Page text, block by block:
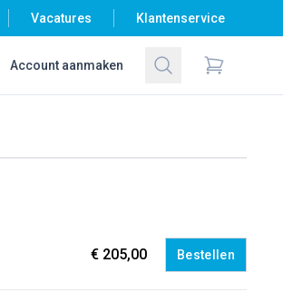
Vacatures Klantenservice
Account aanmaken Zoeken
Items in
€ 205,00 Bestellen